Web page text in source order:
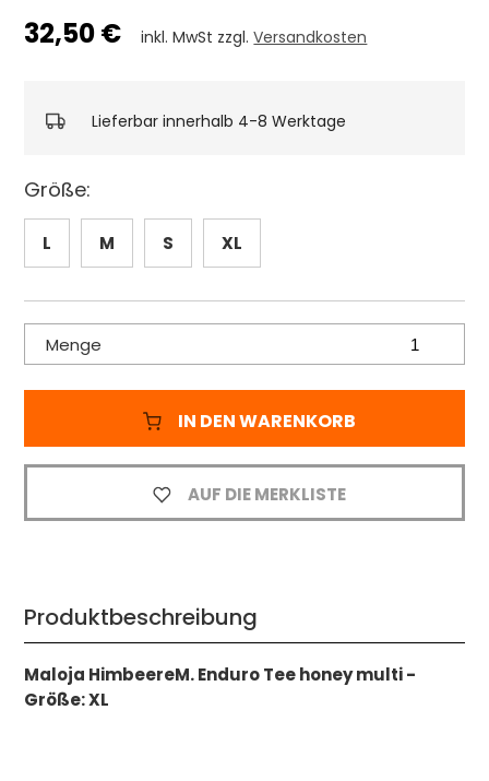
32,50 € inkl. MwSt zzgl.Versandkosten
Lieferbar innerhalb 4-8 Werktage
Größe:
L M S XL
Menge
IN DEN WARENKORB
AUF DIE MERKLISTE
Produktbeschreibung
Maloja HimbeereM. Enduro Tee honey multi -
Größe: XL